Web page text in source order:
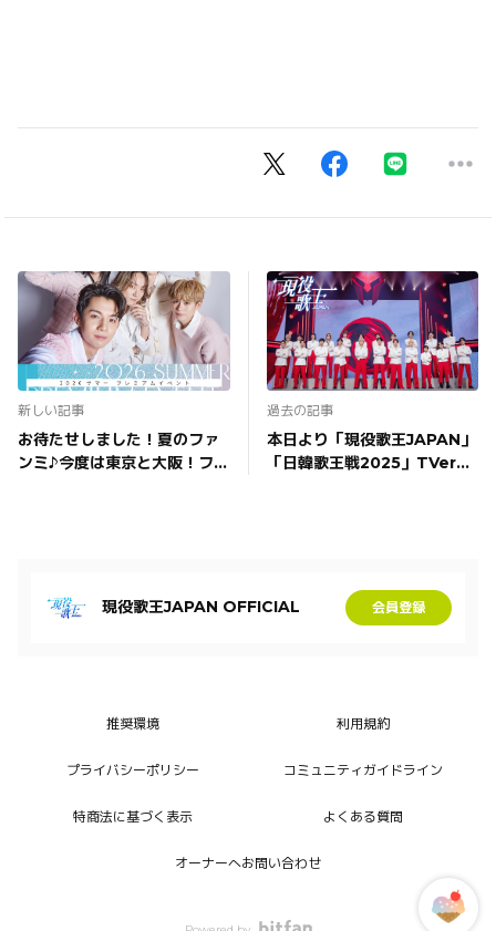
新しい記事
お待たせしました！夏のファ
ンミ♪今度は東京と大阪！ファ
過去の記事
本日より「現役歌王JAPAN」
「日韓歌王戦2025」TVerに
現役歌王JAPAN OFFICIAL 会員登録
推奨環境 利用規約
プライバシーポリシー コミュニティガイドライン
特商法に基づく表示 よくある質問
オーナーへお問い合わせ